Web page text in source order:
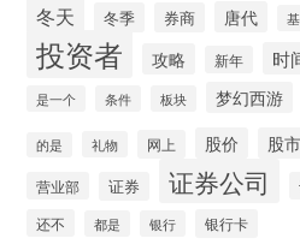
冬天
冬季 券商 唐代
投资者 攻略 新年 时
是一个 条件 板块 梦幻西游
的是 礼物 网上 股价 股市
营业部 证券 证券公司
还不 都是 银行 银行卡